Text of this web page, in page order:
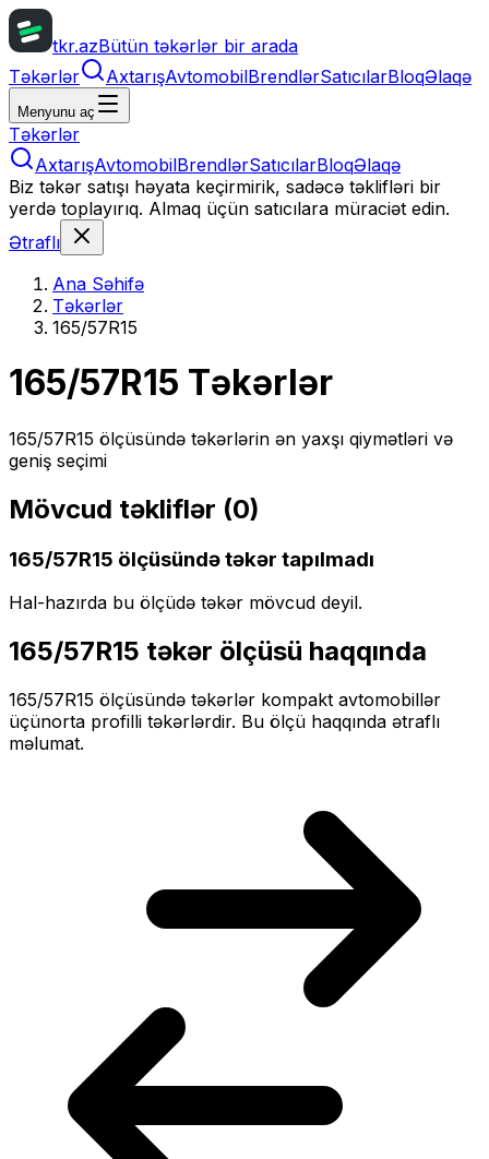
tkr.azBütün təkərlər bir arada
Təkərlər
AxtarışAvtomobilBrendlərSatıcılarBloqƏlaqə
Menyunu aç
Təkərlər
AxtarışAvtomobilBrendlərSatıcılarBloqƏlaqə
Biz təkər satışı həyata keçirmirik, sadəcə təklifləri bir
yerdə toplayırıq. Almaq üçün satıcılara müraciət edin.
Ətraflı
Ana Səhifə
Təkərlər
165/57R15
165/57R15 Təkərlər
165/57R15 ölçüsündə təkərlərin ən yaxşı qiymətləri və
geniş seçimi
Mövcud təkliflər (0)
165/57R15 ölçüsündə təkər tapılmadı
Hal-hazırda bu ölçüdə təkər mövcud deyil.
165/57R15 təkər ölçüsü haqqında
165/57R15 ölçüsündə təkərlər kompakt avtomobillər
üçünorta profilli təkərlərdir. Bu ölçü haqqında ətraflı
məlumat.